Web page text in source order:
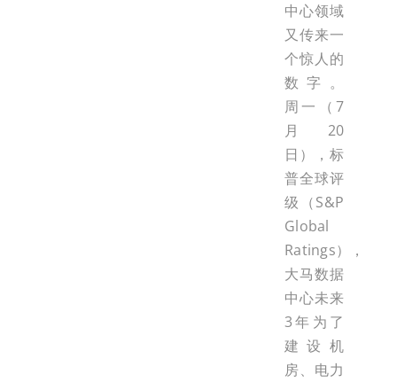
中心领域
又传来一
个惊人的
数字。
周一（7
月20
日），标
普全球评
级（S&P
Global
Ratings），
大马数据
中心未来
3年为了
建设机
房、电力